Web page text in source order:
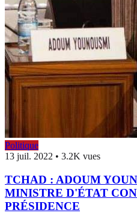
Politique
13 juil. 2022 • 3.2K vues
TCHAD : ADOUM
MINISTRE D'ÉTAT
PRÉSIDENCE